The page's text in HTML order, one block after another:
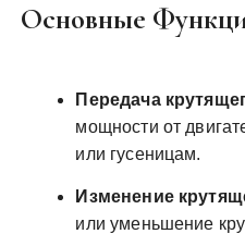
Основные
Передача
мощности от
или гусеницам.
Изменение
или уменьшение